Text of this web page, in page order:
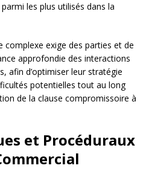
les plus utilisés dans la
exige des parties et de
approfondie des interactions
afin d’optimiser leur stratégie
potentielles tout au long
de la clause compromissoire à
et Procéduraux